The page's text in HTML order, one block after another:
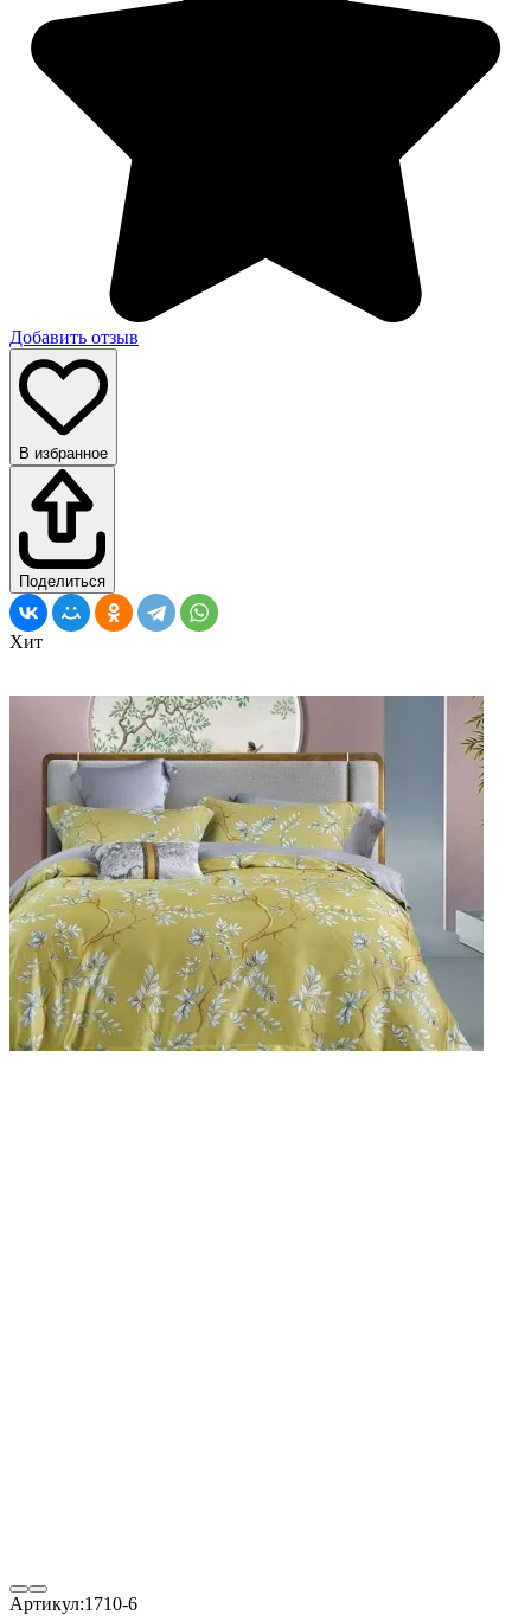
Добавить отзыв
В избранное
Поделиться
Хит
Артикул:1710-6